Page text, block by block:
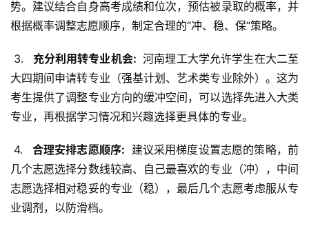
势。建议结合自身高考成绩和位次，预估被录取的概率，并
根据概率调整志愿顺序，制定合理的“冲、稳、保”策略。
3.
  充分利用转专业机会:
河南理工大学允许学生在大二至
大四期间申请转专业（强基计划、艺术类专业除外）。这为
考生提供了调整专业方向的缓冲空间，可以选择先进入大类
专业，再根据学习情况和兴趣选择更具体的专业。
4.
  合理安排志愿顺序:
建议采用梯度设置志愿的策略，前
几个志愿选择分数线较高、自己最喜欢的专业（冲），中间
志愿选择相对稳妥的专业（稳），最后几个志愿考虑服从专
业调剂，以防滑档。